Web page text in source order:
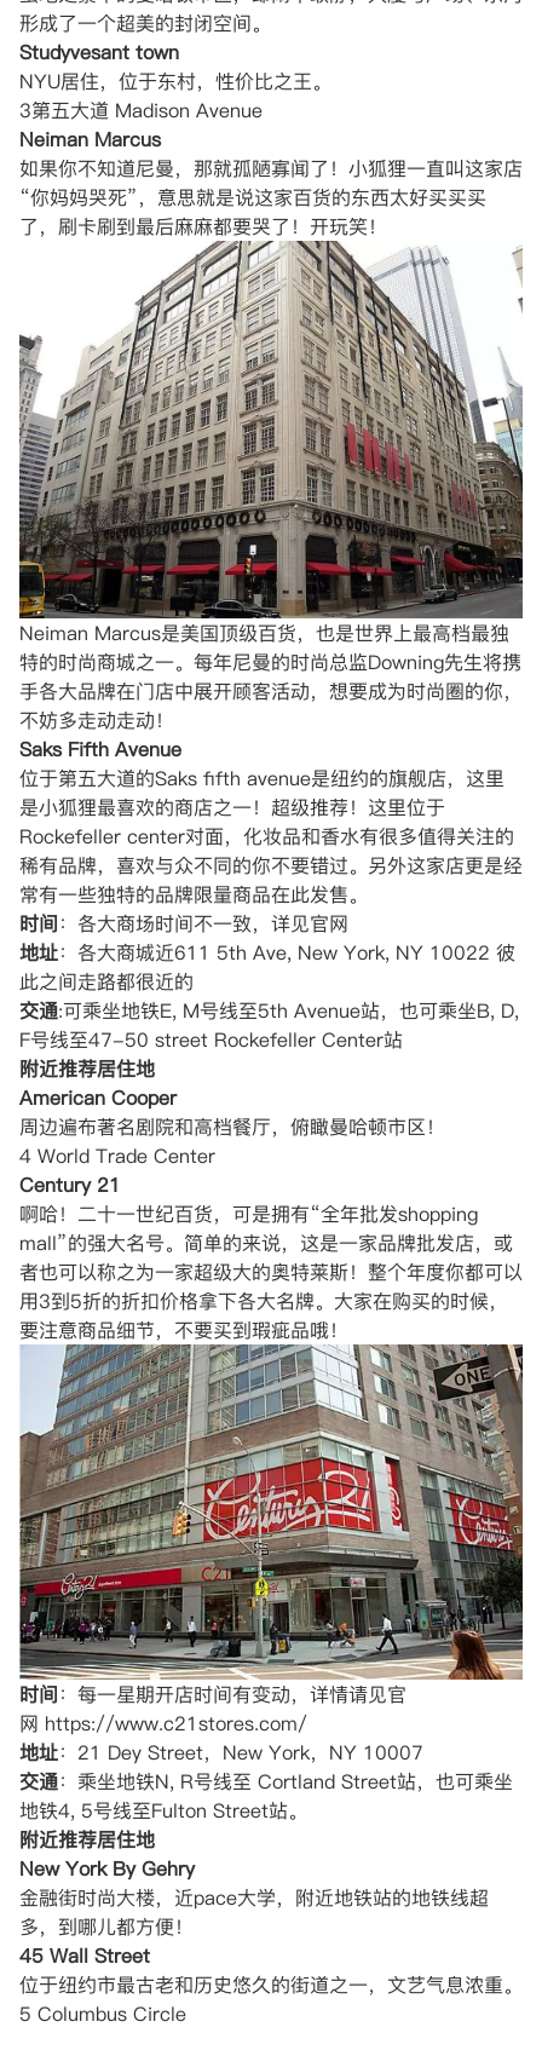
形成了一个超美的封闭空间。
Studyvesant town
NYU居住，位于东村，性价比之王。
3第五大道 Madison Avenue
Neiman Marcus
如果你不知道尼曼，那就孤陋寡闻了！小狐狸一直叫这家店
“你妈妈哭死”，意思就是说这家百货的东西太好买买买
了，刷卡刷到最后麻麻都要哭了！开玩笑！
Neiman Marcus是美国顶级百货，也是世界上最高档最独
特的时尚商城之一。每年尼曼的时尚总监Downing先生将携
手各大品牌在门店中展开顾客活动，想要成为时尚圈的你，
不妨多走动走动！
Saks Fifth Avenue
位于第五大道的Saks fifth avenue是纽约的旗舰店，这里
是小狐狸最喜欢的商店之一！超级推荐！这里位于
Rockefeller center对面，化妆品和香水有很多值得关注的
稀有品牌，喜欢与众不同的你不要错过。另外这家店更是经
常有一些独特的品牌限量商品在此发售。
时间：各大商场时间不一致，详见官网
地址：各大商城近611 5th Ave, New York, NY 10022 彼
此之间走路都很近的
交通:可乘坐地铁E, M号线至5th Avenue站，也可乘坐B, D,
F号线至47-50 street Rockefeller Center站
附近推荐居住地
American Cooper
周边遍布著名剧院和高档餐厅，俯瞰曼哈顿市区！
4 World Trade Center
Century 21
啊哈！二十一世纪百货，可是拥有“全年批发shopping
mall”的强大名号。简单的来说，这是一家品牌批发店，或
者也可以称之为一家超级大的奥特莱斯！整个年度你都可以
用3到5折的折扣价格拿下各大名牌。大家在购买的时候，
要注意商品细节，不要买到瑕疵品哦！
时间：每一星期开店时间有变动，详情请见官
网 https://www.c21stores.com/
地址：21 Dey Street，New York，NY 10007
交通：乘坐地铁N, R号线至 Cortland Street站，也可乘坐
地铁4, 5号线至Fulton Street站。
附近推荐居住地
New York By Gehry
金融街时尚大楼，近pace大学，附近地铁站的地铁线超
多，到哪儿都方便！
45 Wall Street
位于纽约市最古老和历史悠久的街道之一，文艺气息浓重。
5 Columbus Circle